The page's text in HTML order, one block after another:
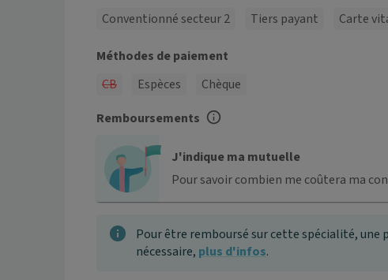
Conventionné secteur 2 Tiers payant Carte
Méthodes de paiement
CB
Espèces
Chèque
Remboursements
J'indique ma mutuelle
Pour savoir combien me coûtera ma
Pour être remboursé sur cette spécialité,
nécessaire, plus d'infos.